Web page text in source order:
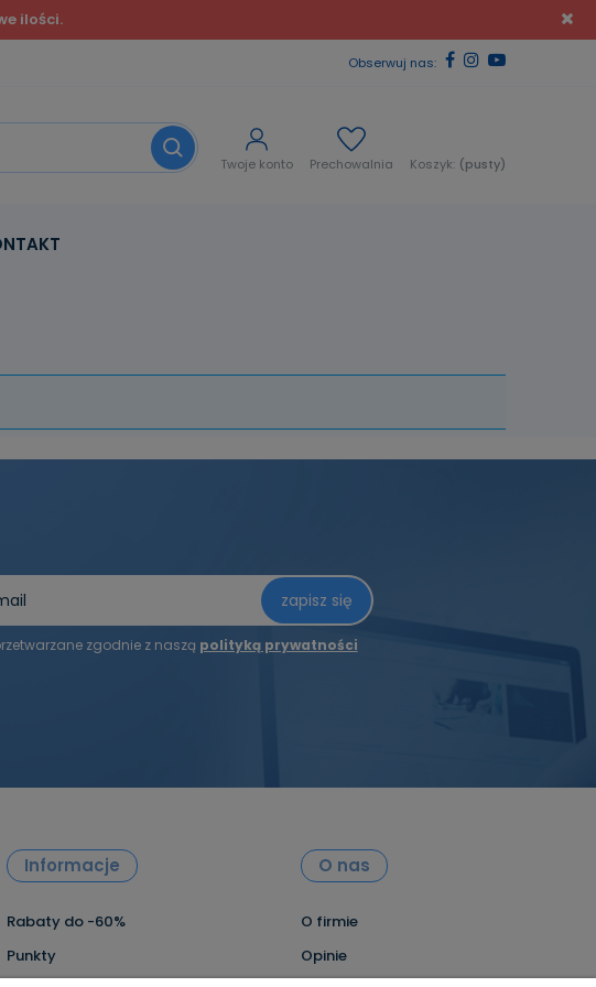
ilości.
Obserwuj nas:
Koszyk: (pusty)
Prechowalnia
Twoje konto
zapisz się
zgodnie z naszą polityką prywatności
Informacje
Rabaty do -60%
Punkty
O nas
O firmie
Opinie